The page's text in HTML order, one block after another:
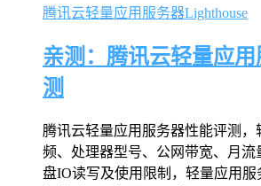
腾讯云轻量应用服务器Lighthouse
亲测：腾讯云轻量应
测
腾讯云轻量应用服务器性能评测，
频、处理器型号、公网带宽、月流
盘IO读写及使用限制，轻量应用服